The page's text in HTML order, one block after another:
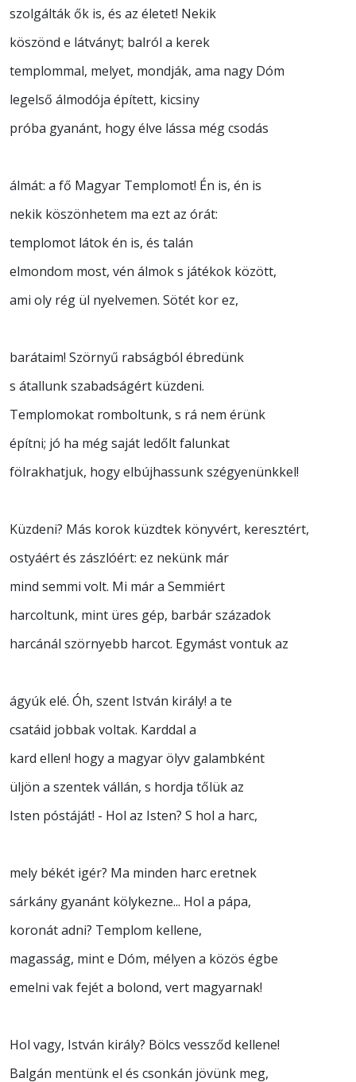
szolgálták ők is, és az életet! Nekik
köszönd e látványt; balról a kerek
templommal, melyet, mondják, ama nagy Dóm
legelső álmodója épített, kicsiny
próba gyanánt, hogy élve lássa még csodás
álmát: a fő Magyar Templomot! Én is, én is
nekik köszönhetem ma ezt az órát:
templomot látok én is, és talán
elmondom most, vén álmok s játékok között,
ami oly rég ül nyelvemen. Sötét kor ez,
barátaim! Szörnyű rabságból ébredünk
s átallunk szabadságért küzdeni.
Templomokat romboltunk, s rá nem érünk
építni; jó ha még saját ledőlt falunkat
fölrakhatjuk, hogy elbújhassunk szégyenünkkel!
Küzdeni? Más korok küzdtek könyvért, keresztért,
ostyáért és zászlóért: ez nekünk már
mind semmi volt. Mi már a Semmiért
harcoltunk, mint üres gép, barbár századok
harcánál szörnyebb harcot. Egymást vontuk az
ágyúk elé. Óh, szent István király! a te
csatáid jobbak voltak. Karddal a
kard ellen! hogy a magyar ölyv galambként
üljön a szentek vállán, s hordja tőlük az
Isten póstáját! - Hol az Isten? S hol a harc,
mely békét igér? Ma minden harc eretnek
sárkány gyanánt kölykezne... Hol a pápa,
koronát adni? Templom kellene,
magasság, mint e Dóm, mélyen a közös égbe
emelni vak fejét a bolond, vert magyarnak!
Hol vagy, István király? Bölcs vessződ kellene!
Balgán mentünk el és csonkán jövünk meg,